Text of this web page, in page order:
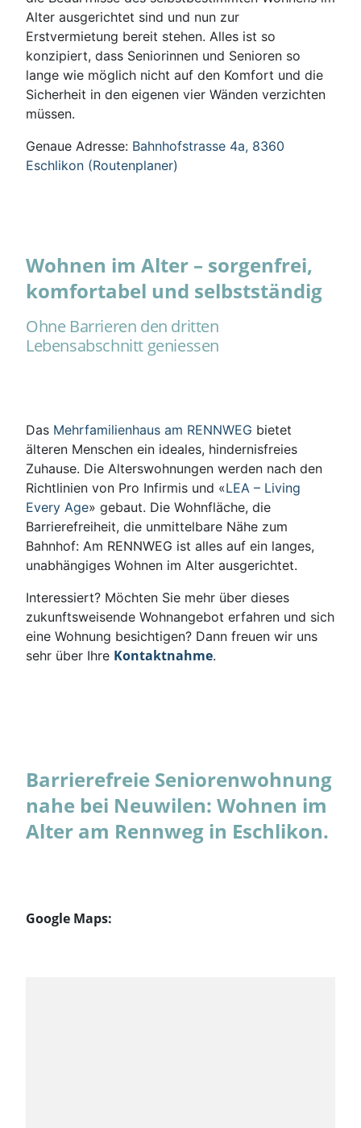
Alter ausgerichtet sind und nun zur
Erstvermietung bereit stehen. Alles ist so
konzipiert, dass Seniorinnen und Senioren so
lange wie möglich nicht auf den Komfort und die
Sicherheit in den eigenen vier Wänden verzichten
müssen.
Genaue Adresse: Bahnhofstrasse 4a, 8360
Eschlikon (Routenplaner)
Wohnen im Alter – sorgenfrei,
komfortabel und selbstständig
Ohne Barrieren den dritten
Lebensabschnitt geniessen
Das Mehrfamilienhaus am RENNWEG bietet
älteren Menschen ein ideales, hindernisfreies
Zuhause. Die Alterswohnungen werden nach den
Richtlinien von Pro Infirmis und «LEA – Living
Every Age» gebaut. Die Wohnfläche, die
Barrierefreiheit, die unmittelbare Nähe zum
Bahnhof: Am RENNWEG ist alles auf ein langes,
unabhängiges Wohnen im Alter ausgerichtet.
Interessiert? Möchten Sie mehr über dieses
zukunftsweisende Wohnangebot erfahren und sich
eine Wohnung besichtigen? Dann freuen wir uns
sehr über Ihre Kontaktnahme.
Barrierefreie Seniorenwohnung
nahe bei Neuwilen: Wohnen im
Alter am Rennweg in Eschlikon.
Google Maps: